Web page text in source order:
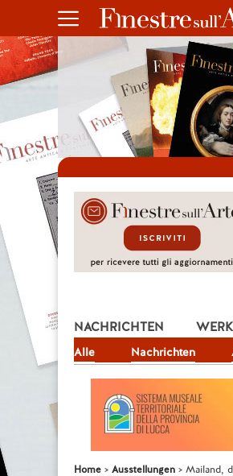
NACHRICHTEN
Alle Nachrichten
JOB
Home Ausstellungen Mailand,